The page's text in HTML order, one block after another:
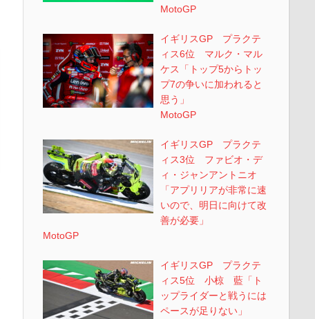
MotoGP
イギリスGP プラクテ
ィス6位 マルク・マル
ケス「トップ5からトッ
プ7の争いに加われると
思う」
MotoGP
イギリスGP プラクテ
ィス3位 ファビオ・デ
ィ・ジャンアントニオ
「アプリリアが非常に速
いので、明日に向けて改
善が必要」
MotoGP
イギリスGP プラクテ
ィス5位 小椋 藍「ト
ップライダーと戦うには
ペースが足りない」